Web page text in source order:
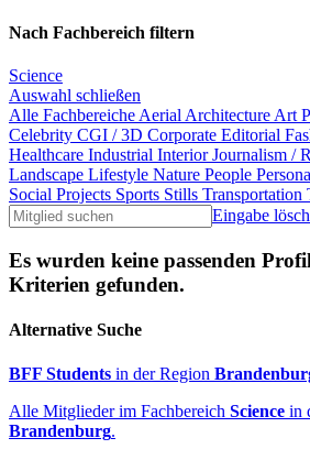
Nach Fachbereich filtern
Science
Auswahl schließen
Alle Fachbereiche Aerial Architecture Art
Celebrity CGI / 3D Corporate Editorial
Healthcare Industrial InteriorJournalism /
Landscape Lifestyle Nature People
Social Projects Sports Stills Transportation
Eingabe
Es wurden keine passenden
Kriterien gefunden.
Alternative Suche
BFF Students in der Region
Alle Mitglieder im Fachbereich Science in
Brandenburg.